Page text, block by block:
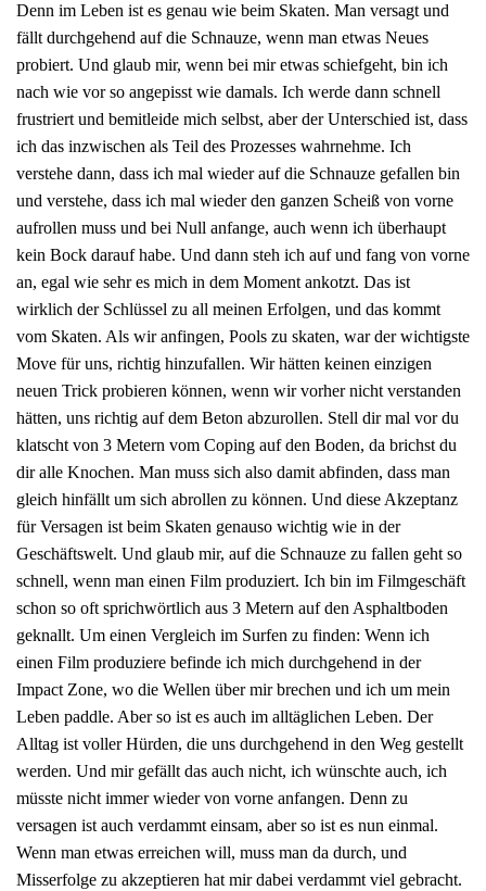
Denn im Leben ist es genau wie beim Skaten. Man versagt und
fällt durchgehend auf die Schnauze, wenn man etwas Neues
probiert. Und glaub mir, wenn bei mir etwas schiefgeht, bin ich
nach wie vor so angepisst wie damals. Ich werde dann schnell
frustriert und bemitleide mich selbst, aber der Unterschied ist, dass
ich das inzwischen als Teil des Prozesses wahrnehme. Ich
verstehe dann, dass ich mal wieder auf die Schnauze gefallen bin
und verstehe, dass ich mal wieder den ganzen Scheiß von vorne
aufrollen muss und bei Null anfange, auch wenn ich überhaupt
kein Bock darauf habe. Und dann steh ich auf und fang von vorne
an, egal wie sehr es mich in dem Moment ankotzt. Das ist
wirklich der Schlüssel zu all meinen Erfolgen, und das kommt
vom Skaten. Als wir anfingen, Pools zu skaten, war der wichtigste
Move für uns, richtig hinzufallen. Wir hätten keinen einzigen
neuen Trick probieren können, wenn wir vorher nicht verstanden
hätten, uns richtig auf dem Beton abzurollen. Stell dir mal vor du
klatscht von 3 Metern vom Coping auf den Boden, da brichst du
dir alle Knochen. Man muss sich also damit abfinden, dass man
gleich hinfällt um sich abrollen zu können. Und diese Akzeptanz
für Versagen ist beim Skaten genauso wichtig wie in der
Geschäftswelt. Und glaub mir, auf die Schnauze zu fallen geht so
schnell, wenn man einen Film produziert. Ich bin im Filmgeschäft
schon so oft sprichwörtlich aus 3 Metern auf den Asphaltboden
geknallt. Um einen Vergleich im Surfen zu finden: Wenn ich
einen Film produziere befinde ich mich durchgehend in der
Impact Zone, wo die Wellen über mir brechen und ich um mein
Leben paddle. Aber so ist es auch im alltäglichen Leben. Der
Alltag ist voller Hürden, die uns durchgehend in den Weg gestellt
werden. Und mir gefällt das auch nicht, ich wünschte auch, ich
müsste nicht immer wieder von vorne anfangen. Denn zu
versagen ist auch verdammt einsam, aber so ist es nun einmal.
Wenn man etwas erreichen will, muss man da durch, und
Misserfolge zu akzeptieren hat mir dabei verdammt viel gebracht.